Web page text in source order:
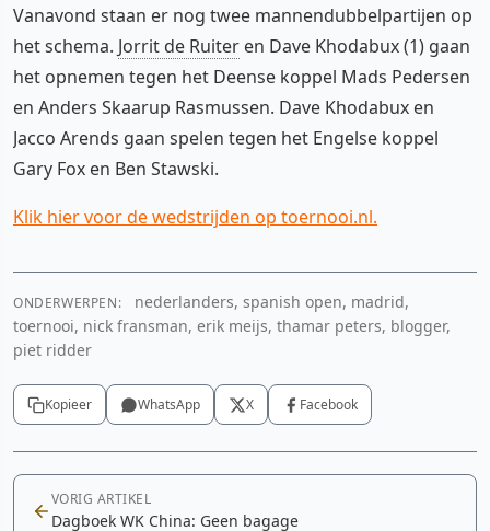
Vanavond staan er nog twee mannendubbelpartijen op
het schema. Jorrit de Ruiter en Dave Khodabux (1) gaan
het opnemen tegen het Deense koppel Mads Pedersen
en Anders Skaarup Rasmussen. Dave Khodabux en
Jacco Arends gaan spelen tegen het Engelse koppel
Gary Fox en Ben Stawski.
Klik hier voor de wedstrijden op toernooi.nl.
ONDERWERPEN:
nederlanders, spanish open, madrid,
toernooi, nick fransman, erik meijs, thamar peters, blogger,
piet ridder
Kopieer WhatsApp X Facebook
VORIG ARTIKEL
Dagboek WK China: Geen bagage